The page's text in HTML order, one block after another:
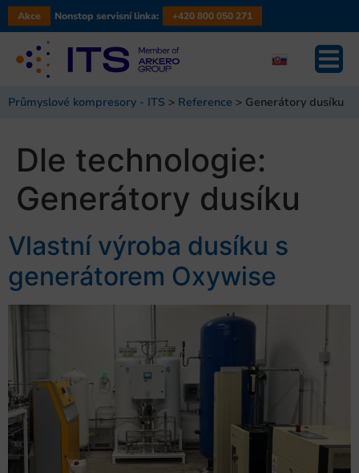
Akce Nonstop servisní linka: +420 800 050 271
Průmyslové kompresory - ITS > Reference > Generátory dusíku
Dle technologie:
Generátory dusíku
Vlastní výroba dusíku s
generátorem Oxywise